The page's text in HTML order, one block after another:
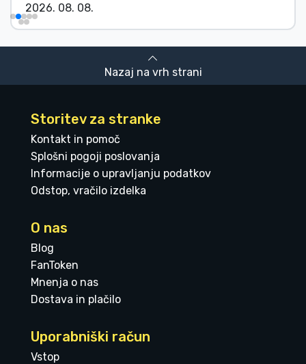
2026. 08. 08.
Nazaj na vrh strani
Storitev za stranke
Kontakt in pomoč
Splošni pogoji poslovanja
Informacije o upravljanju podatkov
Odstop, vračilo izdelka
O nas
Blog
FanToken
Mnenja o nas
Dostava in plačilo
Uporabniški račun
Vstop